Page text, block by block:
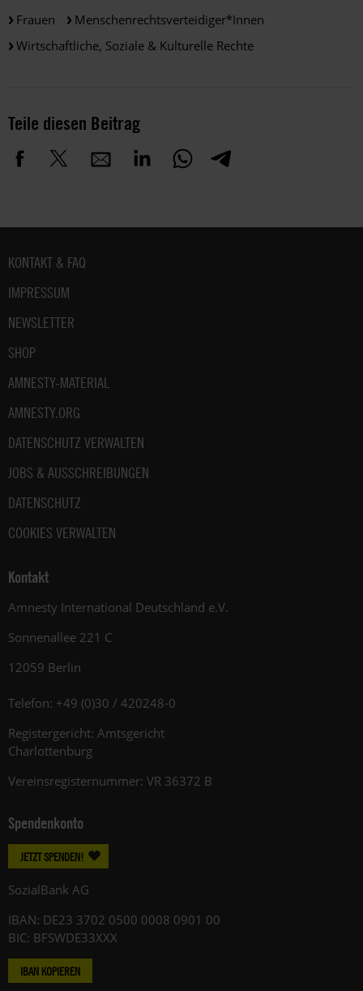
Frauen
Menschenrechtsverteidiger*innen
Wirtschaftliche, Soziale & Kulturelle Rechte
Teile diesen Beitrag
Fußbereich
KONTAKT & FAQ
IMPRESSUM
NEWSLETTER
SHOP
AMNESTY-MATERIAL
AMNESTY.ORG
DATENSCHUTZ VERWALTEN
JOBS & AUSSCHREIBUNGEN
DATENSCHUTZ
COOKIES VERWALTEN
Kontakt
Amnesty International Deutschland e.V.
Sonnenallee 221 C
12059 Berlin
Telefon: +49 (0)30 / 420248-0
Registergericht: Amtsgericht
Charlottenburg
Vereinsregisternummer: VR 36372 B
Spendenkonto
JETZT SPENDEN!
SozialBank AG
IBAN: DE23 3702 0500 0008 0901 00
BIC: BFSWDE33XXX
IBAN KOPIEREN